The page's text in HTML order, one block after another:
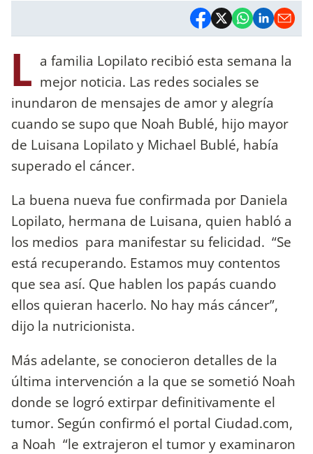
L a familia Lopilato recibió esta semana la
mejor noticia. Las redes sociales se
inundaron de mensajes de amor y alegría
cuando se supo que Noah Bublé, hijo mayor
de Luisana Lopilato y Michael Bublé, había
superado el cáncer.
La buena nueva fue confirmada por Daniela
Lopilato, hermana de Luisana, quien habló a
los medios para manifestar su felicidad. “Se
está recuperando. Estamos muy contentos
que sea así. Que hablen los papás cuando
ellos quieran hacerlo. No hay más cáncer”,
dijo la nutricionista.
Más adelante, se conocieron detalles de la
última intervención a la que se sometió Noah
donde se logró extirpar definitivamente el
tumor. Según confirmó el portal Ciudad.com,
a Noah “le extrajeron el tumor y examinaron